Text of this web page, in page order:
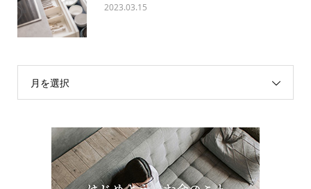
2023.03.15
月を選択